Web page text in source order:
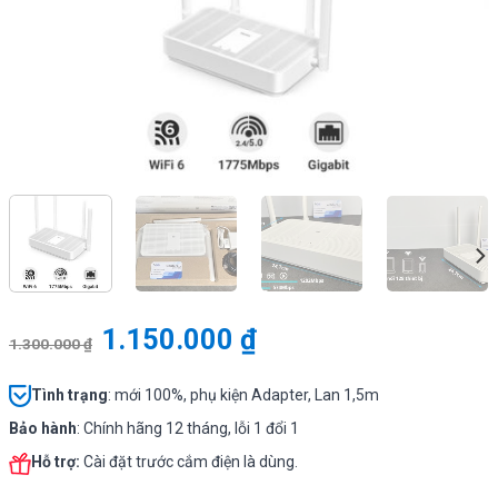
1.300.000₫ 1.150.000₫
Tình trạng: mới 100%, phụ kiện Adapter, Lan 1,5m
Bảo hành: Chính hãng 12 tháng, lỗi 1 đổi 1
Hỗ trợ: Cài đặt trước cắm điện là dùng.